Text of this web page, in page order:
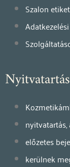
Szalon
Nyitvatartás
előzetes
kerülnek